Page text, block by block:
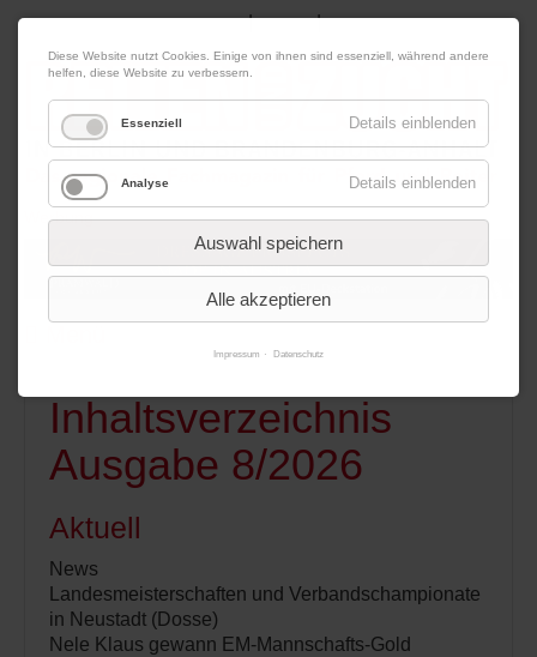
06. August 2026 Impressum|Kontakt|Datenschutz
Werbung
Inhaltsverzeichnis
Ausgabe 8/2026
Aktuell
News
Landesmeisterschaften und Verbandschampionate
in Neustadt (Dosse)
Nele Klaus gewann EM-Mannschafts-Gold
Diese Website nutzt Cookies. Einige von ihnen sind essenziell, während andere
helfen, diese Website zu verbessern.
Essenziell Details einblenden
Analyse Details einblenden
Auswahl speichern
Alle akzeptieren
Impressum Datenschutz